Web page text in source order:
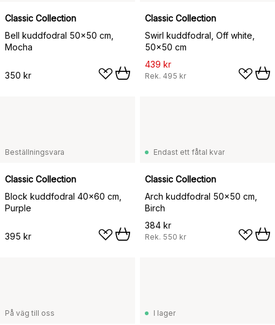
Classic Collection
Bell kuddfodral 50x50 cm,
Mocha
350 kr
Classic Collection
Swirl kuddfodral, Off white,
50x50 cm
439 kr
Rek. 495 kr
Beställningsvara
Classic Collection
Block kuddfodral 40x60 cm,
Purple
395 kr
Endast ett fåtal kvar
Classic Collection
Arch kuddfodral 50x50 cm,
Birch
384 kr
Rek. 550 kr
På väg till oss I lager